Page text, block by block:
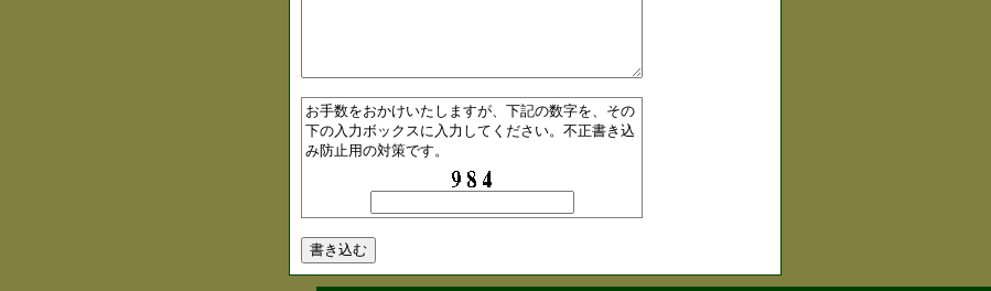
お手数をおかけいたしますが、下記の数字を、その
下の入力ボックスに入力してください。不正書き込
み防止用の対策です。